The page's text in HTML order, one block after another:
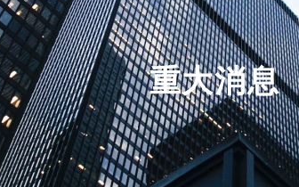
重大消息